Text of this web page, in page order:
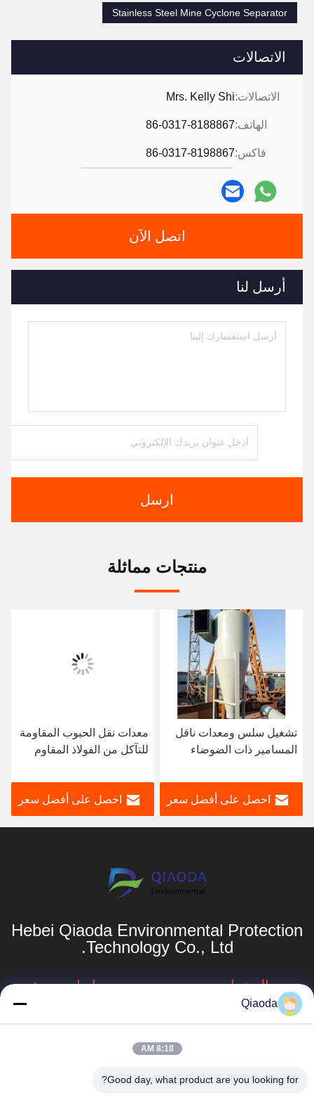
الاتصالات
الاتصالات:Mrs. Kelly Shi
الهاتف:86-0317-8188867
فاكس:86-0317-8198867
اتصل الآن
أرسل لنا
ارسل
Stainless Steel Mine Cyclone Separator
منتجات مماثلة
تشغيل سلس ومعدات ناقل
المسامير ذات الضوضاء
الميمنة أفقياً أو لمسافات
قصيرةاحصل على أفضل سعر
معدات نقل الحبوب المقاومة
للتآكل من الفولاذ المقاوم
احصل على أفضل سعر
Hebei Qiaoda Environmental Protection
Technology Co., Ltd.
المنتجات روابط سريعة
Qiaoda
8:18 AM
Good day, what product are you looking for?